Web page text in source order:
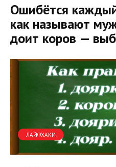
Ошибётся
как называют
доит коров —
ЛАЙФХАКИ